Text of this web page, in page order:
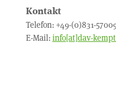
Kontakt
Telefon: +49-(0)831-
E-Mail: info[at]dav-